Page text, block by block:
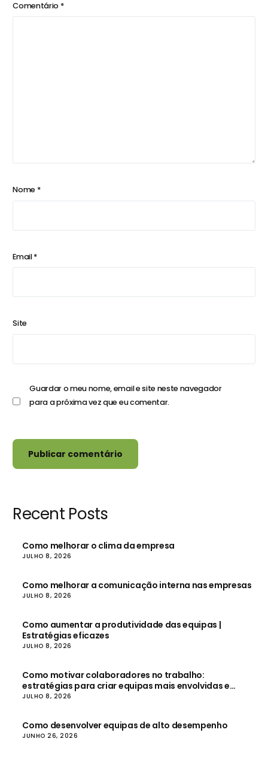
Comentário *
Nome *
Email*
Site
Guardar o meu nome, email e site neste navegador
para a próxima vez que eu comentar.
Recent Posts
Como melhorar o clima da empresa
JULHO 8, 2026
Como melhorar a comunicação interna nas empresas
JULHO 8, 2026
Como aumentar a produtividade das equipas |
Estratégias eficazes
JULHO 8, 2026
Como motivar colaboradores no trabalho:
estratégias para criar equipas mais envolvidas e
produtivas
JULHO 8, 2026
Como desenvolver equipas de alto desempenho
JUNHO 26, 2026